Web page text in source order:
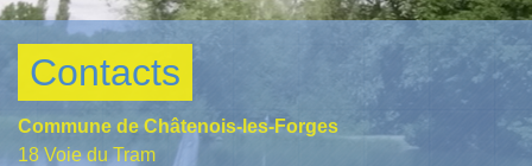
Contacts
Commune de Châtenois-les-Forges
18 Voie du Tram